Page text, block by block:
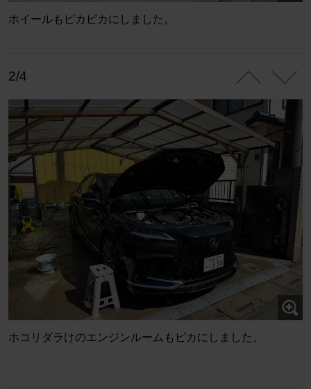
ホイールもピカピカにしました。
2/4
ホコリダラけのエンジンルームもピカにしました。